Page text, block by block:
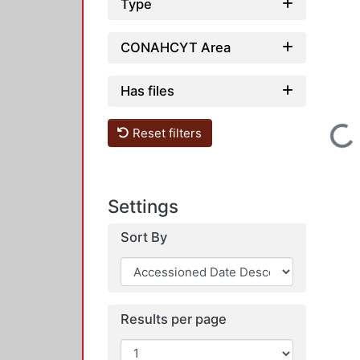
Type
CONAHCYT Area
Has files
Reset filters
Settings
Sort By
Results per page
Loading...